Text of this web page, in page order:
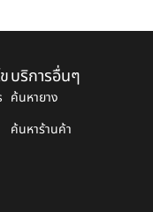
บริการอื่นๆ
ค้นหายาง
ค้นหาร้านค้า